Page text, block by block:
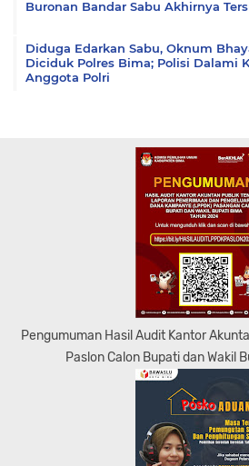
Buronan Bandar Sabu Akhirnya
Diduga Edarkan Sabu, Oknum
Diciduk Polres Bima; Polisi Dalami
Anggota Polri
Pengumuman Hasil Audit Kantor
Paslon Calon Bupati dan Wakil